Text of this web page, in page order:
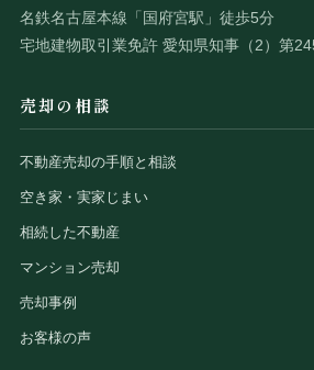
名鉄名古屋本線「国府宮駅」徒歩5分
宅地建物取引業免許 愛知県知事（2）第
売却の相談
不動産売却の手順と相談
空き家・実家じまい
相続した不動産
マンション売却
売却事例
お客様の声